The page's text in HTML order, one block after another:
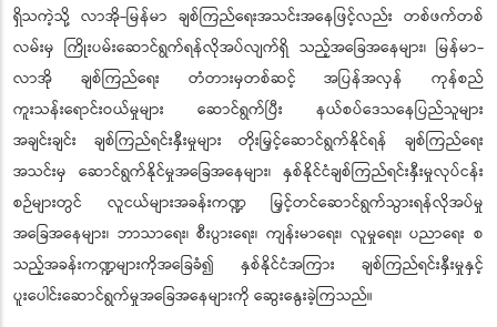
ရှိသကဲ့သို့ လာအို-မြန်မာ ချစ်ကြည်ရေးအသင်းအနေဖြင့်လည်း တစ်ဖက်တစ်
လမ်းမှ ကြိုးပမ်းဆောင်ရွက်ရန်လိုအပ်လျက်ရှိ သည့်အခြေအနေများ၊ မြန်မာ-
လာအို ချစ်ကြည်ရေး တံတားမှတစ်ဆင့် အပြန်အလှန် ကုန်စည်
ကူးသန်းရောင်းဝယ်မှုများ ဆောင်ရွက်ပြီး နယ်စပ်ဒေသနေပြည်သူများ
အချင်းချင်း ချစ်ကြည်ရင်းနှီးမှုများ တိုးမြှင့်ဆောင်ရွက်နိုင်ရန် ချစ်ကြည်ရေး
အသင်းမှ ဆောင်ရွက်နိုင်မှုအခြေအနေများ၊ နှစ်နိုင်ငံချစ်ကြည်ရင်းနှီးမှုလုပ်ငန်း
စဉ်များတွင် လူငယ်များအခန်းကဏ္ဍ မြှင့်တင်ဆောင်ရွက်သွားရန်လိုအပ်မှု
အခြေအနေများ၊ ဘာသာရေး၊ စီးပွားရေး၊ ကျန်းမာရေး၊ လူမှုရေး၊ ပညာရေး စ
သည့်အခန်းကဏ္ဍများကိုအခြေခံ၍ နှစ်နိုင်ငံအကြား ချစ်ကြည်ရင်းနှီးမှုနှင့်
ပူးပေါင်းဆောင်ရွက်မှုအခြေအနေများကို ဆွေးနွေးခဲ့ကြသည်။